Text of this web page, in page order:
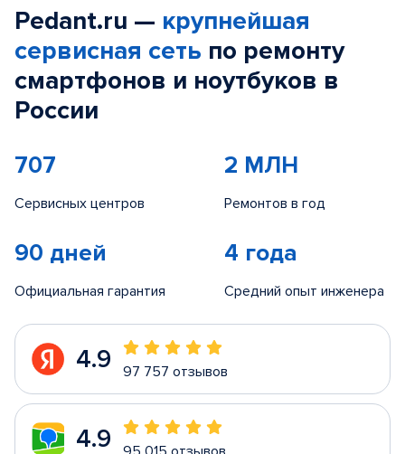
Pedant.ru — крупнейшая
сервисная сеть по ремонту
смартфонов и ноутбуков в
России
707
Сервисных центров
2 МЛН
Ремонтов в год
90 дней
Официальная гарантия
4 года
Средний опыт инженера
4.9 97 757 отзывов
4.9